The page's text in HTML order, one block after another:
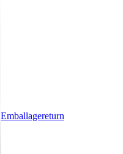
Emballagereturn